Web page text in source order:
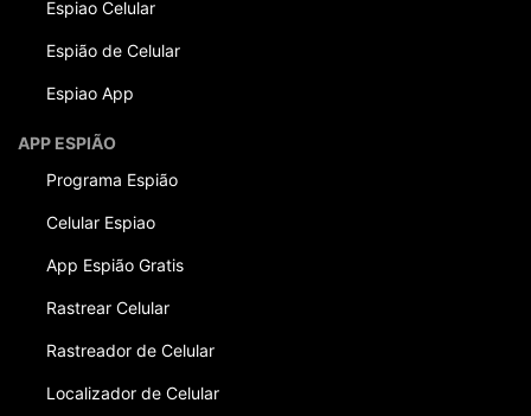
Espiao Celular
Espião de Celular
Espiao App
APP ESPIÃO
Programa Espião
Celular Espiao
App Espião Gratis
Rastrear Celular
Rastreador de Celular
Localizador de Celular